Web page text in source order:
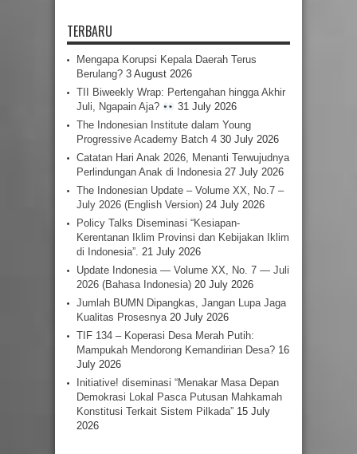
TERBARU
Mengapa Korupsi Kepala Daerah Terus
Berulang? 3 August 2026
TII Biweekly Wrap: Pertengahan hingga Akhir
Juli, Ngapain Aja?
31 July 2026
The Indonesian Institute dalam Young
Progressive Academy Batch 4 30 July 2026
Catatan Hari Anak 2026, Menanti Terwujudnya
Perlindungan Anak di Indonesia 27 July 2026
The Indonesian Update – Volume XX, No.7 –
July 2026 (English Version) 24 July 2026
Policy Talks Diseminasi “Kesiapan-
Kerentanan Iklim Provinsi dan Kebijakan Iklim
di Indonesia”. 21 July 2026
Update Indonesia — Volume XX, No. 7 — Juli
2026 (Bahasa Indonesia) 20 July 2026
Jumlah BUMN Dipangkas, Jangan Lupa Jaga
Kualitas Prosesnya 20 July 2026
TIF 134 – Koperasi Desa Merah Putih:
Mampukah Mendorong Kemandirian Desa? 16
July 2026
Initiative! diseminasi “Menakar Masa Depan
Demokrasi Lokal Pasca Putusan Mahkamah
Konstitusi Terkait Sistem Pilkada” 15 July
2026